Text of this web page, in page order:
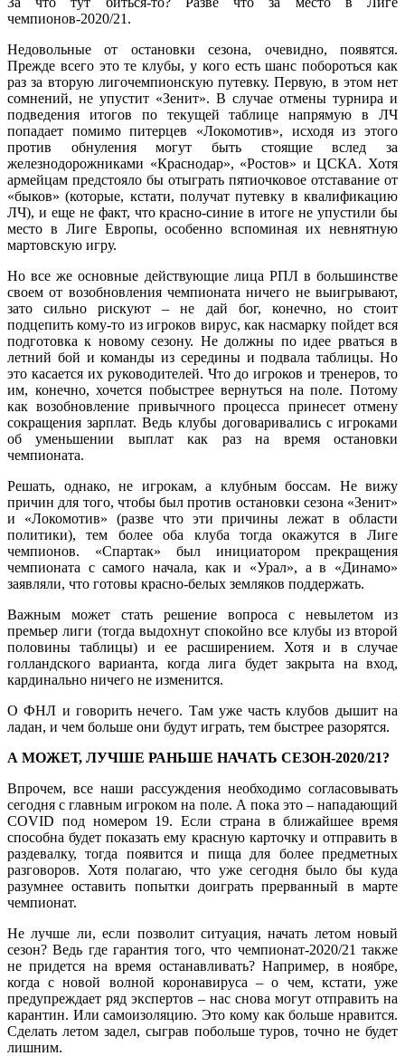
чемпионов-2020/21.
Недовольные от остановки сезона, очевидно, появятся.
Прежде всего это те клубы, у кого есть шанс побороться как
раз за вторую лигочемпионскую путевку. Первую, в этом нет
сомнений, не упустит «Зенит». В случае отмены турнира и
подведения итогов по текущей таблице напрямую в ЛЧ
попадает помимо питерцев «Локомотив», исходя из этого
против обнуления могут быть стоящие вслед за
железнодорожниками «Краснодар», «Ростов» и ЦСКА. Хотя
армейцам предстояло бы отыграть пятиочковое отставание от
«быков» (которые, кстати, получат путевку в квалификацию
ЛЧ), и еще не факт, что красно-синие в итоге не упустили бы
место в Лиге Европы, особенно вспоминая их невнятную
мартовскую игру.
Но все же основные действующие лица РПЛ в большинстве
своем от возобновления чемпионата ничего не выигрывают,
зато сильно рискуют – не дай бог, конечно, но стоит
подцепить кому-то из игроков вирус, как насмарку пойдет вся
подготовка к новому сезону. Не должны по идее рваться в
летний бой и команды из середины и подвала таблицы. Но
это касается их руководителей. Что до игроков и тренеров, то
им, конечно, хочется побыстрее вернуться на поле. Потому
как возобновление привычного процесса принесет отмену
сокращения зарплат. Ведь клубы договаривались с игроками
об уменьшении выплат как раз на время остановки
чемпионата.
Решать, однако, не игрокам, а клубным боссам. Не вижу
причин для того, чтобы был против остановки сезона «Зенит»
и «Локомотив» (разве что эти причины лежат в области
политики), тем более оба клуба тогда окажутся в Лиге
чемпионов. «Спартак» был инициатором прекращения
чемпионата с самого начала, как и «Урал», а в «Динамо»
заявляли, что готовы красно-белых земляков поддержать.
Важным может стать решение вопроса с невылетом из
премьер лиги (тогда выдохнут спокойно все клубы из второй
половины таблицы) и ее расширением. Хотя и в случае
голландского варианта, когда лига будет закрыта на вход,
кардинально ничего не изменится.
О ФНЛ и говорить нечего. Там уже часть клубов дышит на
ладан, и чем больше они будут играть, тем быстрее разорятся.
А МОЖЕТ, ЛУЧШЕ РАНЬШЕ НАЧАТЬ СЕЗОН-2020/21?
Впрочем, все наши рассуждения необходимо согласовывать
сегодня с главным игроком на поле. А пока это – нападающий
COVID под номером 19. Если страна в ближайшее время
способна будет показать ему красную карточку и отправить в
раздевалку, тогда появится и пища для более предметных
разговоров. Хотя полагаю, что уже сегодня было бы куда
разумнее оставить попытки доиграть прерванный в марте
чемпионат.
Не лучше ли, если позволит ситуация, начать летом новый
сезон? Ведь где гарантия того, что чемпионат-2020/21 также
не придется на время останавливать? Например, в ноябре,
когда с новой волной коронавируса – о чем, кстати, уже
предупреждает ряд экспертов – нас снова могут отправить на
карантин. Или самоизоляцию. Это кому как больше нравится.
Сделать летом задел, сыграв побольше туров, точно не будет
лишним.